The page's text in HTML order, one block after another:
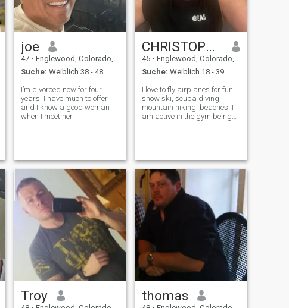
joe
47 • Englewood, Colorado, USA
Suche: Weiblich 38 - 48
I’m divorced now for four
years, I have much to offer
and I know a good woman
when I meet her.
CHRISTOPHER
45 • Englewood, Colorado, USA
Suche: Weiblich 18 - 39
I love to fly airplanes for fun,
snow ski, scuba diving,
mountain hiking, beaches. I
am active in the gym being
Troy thomas